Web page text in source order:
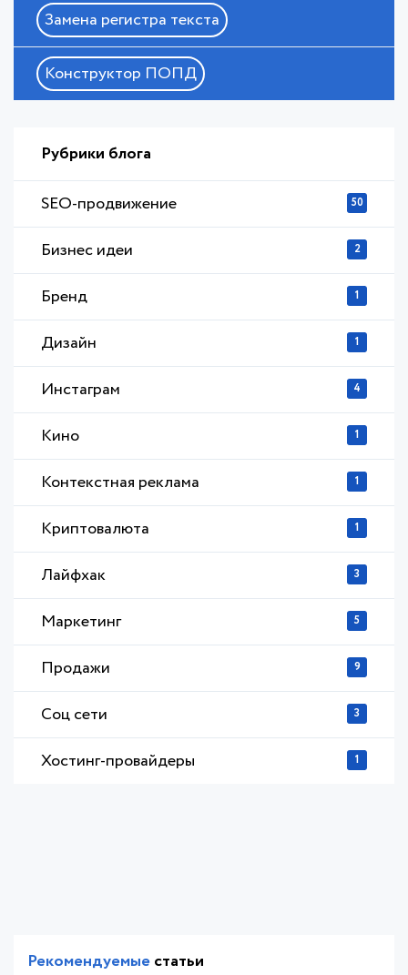
Замена регистра текста
Конструктор ПОПД
Рубрики блога
SEO-продвижение 50
Бизнес идеи 2
Бренд 1
Дизайн 1
Инстаграм 4
Кино 1
Контекстная реклама 1
Криптовалюта 1
Лайфхак 3
Маркетинг 5
Продажи 9
Соц сети 3
Хостинг-провайдеры 1
Рекомендуемыестатьи